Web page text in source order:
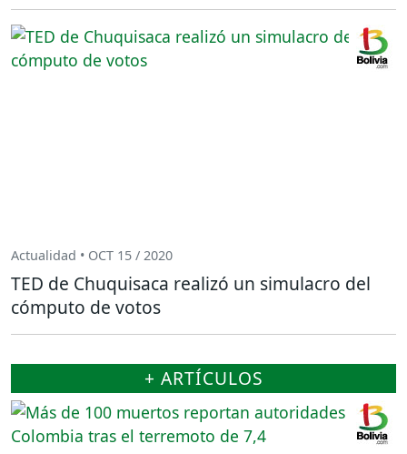
Actualidad • OCT 15 / 2020
TED de Chuquisaca realizó un simulacro del
cómputo de votos
+ ARTÍCULOS